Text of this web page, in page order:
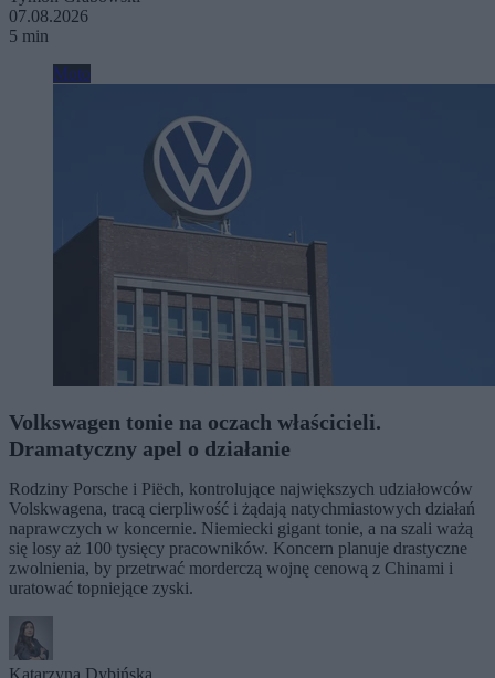
07.08.2026
5 min
Moto
Volkswagen tonie na oczach właścicieli.
Dramatyczny apel o działanie
Rodziny Porsche i Piëch, kontrolujące największych udziałowców
Volskwagena, tracą cierpliwość i żądają natychmiastowych działań
naprawczych w koncernie. Niemiecki gigant tonie, a na szali ważą
się losy aż 100 tysięcy pracowników. Koncern planuje drastyczne
zwolnienia, by przetrwać morderczą wojnę cenową z Chinami i
uratować topniejące zyski.
Katarzyna Dybińska